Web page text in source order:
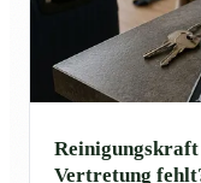
Reinigungskraft
Vertretung